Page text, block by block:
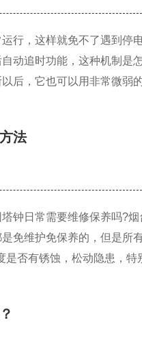
行，这样就免不了遇到停
动追时功能，这种机制是
后，它也可以用非常微弱
法
钟日常需要维修保养吗?
免维护免保养的，但是所
是否有锈蚀，松动隐患，特